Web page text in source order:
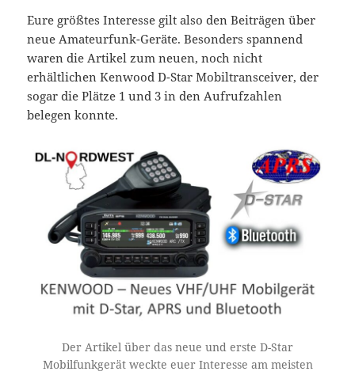
Eure größtes Interesse gilt also den Beiträgen über
neue Amateurfunk-Geräte. Besonders spannend
waren die Artikel zum neuen, noch nicht
erhältlichen Kenwood D-Star Mobiltransceiver, der
sogar die Plätze 1 und 3 in den Aufrufzahlen
belegen konnte.
Der Artikel über das neue und erste D-Star
Mobilfunkgerät weckte euer Interesse am meisten